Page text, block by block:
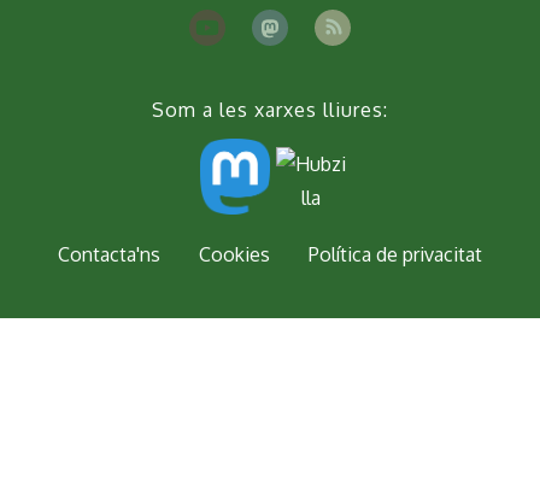
Som a les xarxes lliures:
Contacta'ns Cookies Política de privacitat